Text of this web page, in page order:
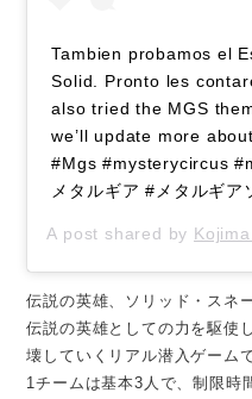
Tambien probamos el
Solid. Pronto les
also tried the MGS
we’ll update more
#Mgs #mysterycircus
メタルギア #メタルギア
A post shared by
伝説の英雄、ソリッド・スネ
伝説の英雄としての力を駆使
壊していくリアル潜入ゲーム
1チームは基本3人で、制限時